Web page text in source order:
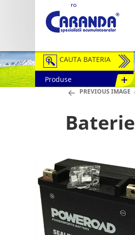
ro
CAUTA BATERIA
Auto / Moto
Semitractiune
Redresoare
Accesorii Baterii
Produse
PREVIOUS IMAGE